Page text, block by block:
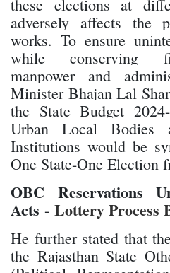
these elections at
adversely affects the
works. To ensure
while conserving
manpower and
Minister Bhajan Lal
the State Budget
Urban Local Bodies
Institutions would be
One State-One Election
OBC Reservations
Acts - Lottery Process
He further stated that
the Rajasthan State